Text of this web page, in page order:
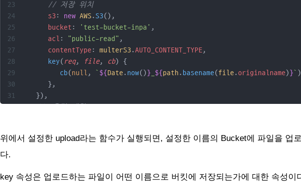
// 저장 위치
s3: new AWS.S3(),
bucket: 'test-bucket-inpa' ,
acl: "public-read" ,
contentType: multerS3.AUTO_CONTENT_TYPE,
key(req, file, cb) {
cb(null, `${Date. now()} _${path. basename(file.originalname)}` )
      },
   }),
위에서 설정한 upload라는 함수가 실행되면, 설정한 이름의 Bucket에 파일을 업
다.
key 속성은 업로드하는 파일이 어떤 이름으로 버킷에 저장되는가에 대한 속성이